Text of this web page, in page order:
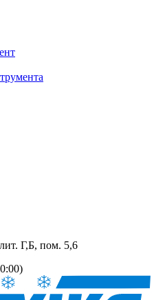
Г,Б, пом. 5,6